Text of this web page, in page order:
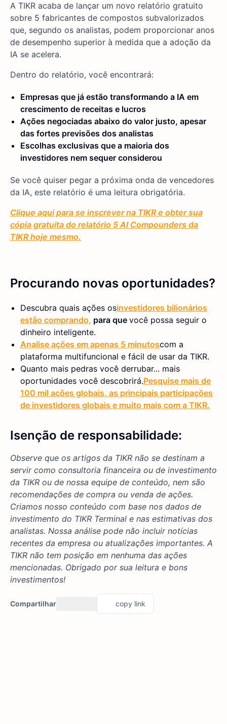
A TIKR acaba de lançar um novo relatório gratuito
sobre 5 fabricantes de compostos subvalorizados
que, segundo os analistas, podem proporcionar anos
de desempenho superior à medida que a adoção da
IA se acelera.
Dentro do relatório, você encontrará:
Empresas que já estão transformando a IA em
crescimento de receitas e lucros
Ações negociadas abaixo do valor justo, apesar
das fortes previsões dos analistas
Escolhas exclusivas que a maioria dos
investidores nem sequer considerou
Se você quiser pegar a próxima onda de vencedores
da IA, este relatório é uma leitura obrigatória.
Clique aqui para se inscrever na TIKR e obter sua
cópia gratuita do relatório 5 AI Compounders da
TIKR hoje mesmo.
Procurando novas oportunidades?
Descubra quais ações osinvestidores bilionários
estão comprando, para que você possa seguir o
dinheiro inteligente.
Analise ações em apenas 5 minutoscom a
plataforma multifuncional e fácil de usar da TIKR.
Quanto mais pedras você derrubar... mais
oportunidades você descobrirá.Pesquise mais de
100 mil ações globais, as principais participações
de investidores globais e muito mais com a TIKR.
Isenção de responsabilidade:
Observe que os artigos da TIKR não se destinam a
servir como consultoria financeira ou de investimento
da TIKR ou de nossa equipe de conteúdo, nem são
recomendações de compra ou venda de ações.
Criamos nosso conteúdo com base nos dados de
investimento do TIKR Terminal e nas estimativas dos
analistas. Nossa análise pode não incluir notícias
recentes da empresa ou atualizações importantes. A
TIKR não tem posição em nenhuma das ações
mencionadas. Obrigado por sua leitura e bons
investimentos!
Compartilhar copy link